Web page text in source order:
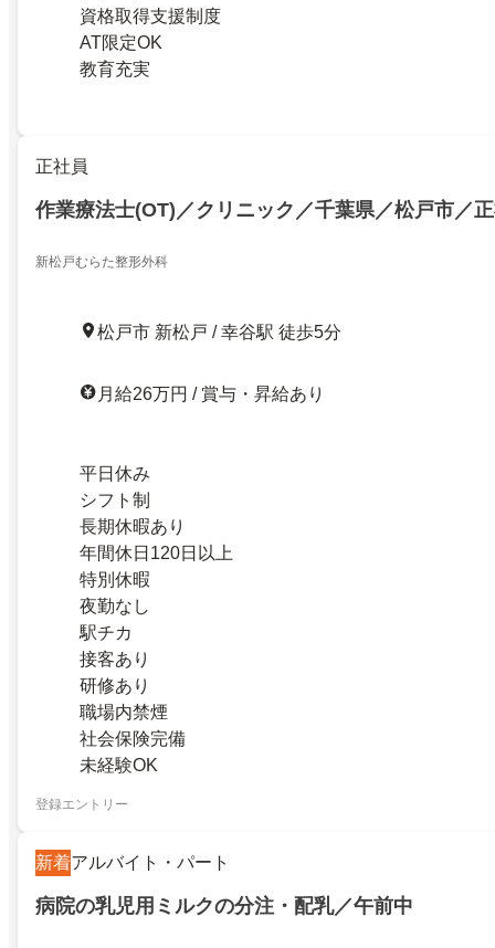
資格取得支援制度
AT限定OK
教育充実
正社員
作業療法士(OT)／クリニック／千葉県／松戸市／
新松戸むらた整形外科
松戸市 新松戸 / 幸谷駅 徒歩5分
月給26万円 / 賞与・昇給あり
平日休み
シフト制
長期休暇あり
年間休日120日以上
特別休暇
夜勤なし
駅チカ
接客あり
研修あり
職場内禁煙
社会保険完備
未経験OK
登録エントリー
新着アルバイト・パート
病院の乳児用ミルクの分注・配乳／午前中